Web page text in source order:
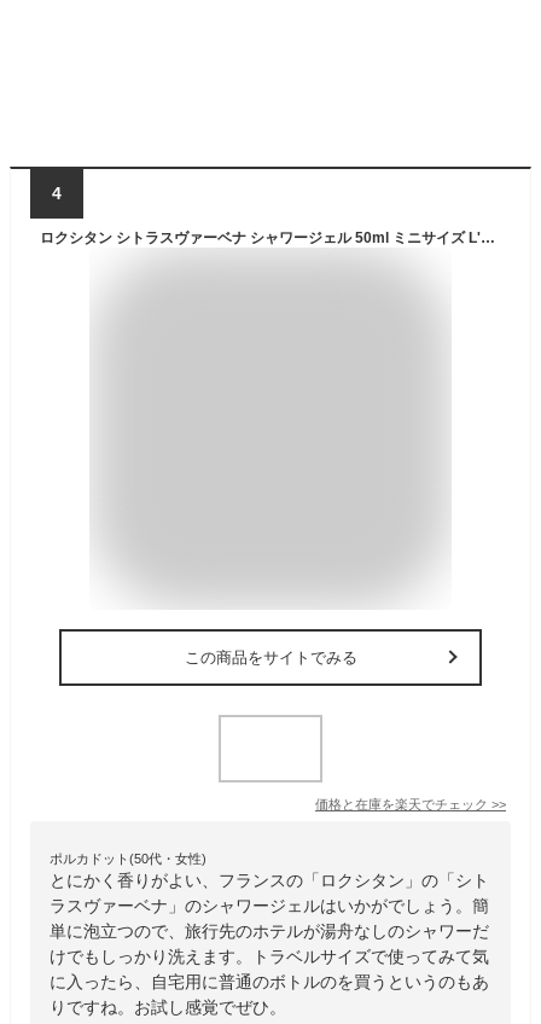
4
ロクシタン シトラスヴァーベナ シャワージェル 50ml ミニサイズ L'OCCITANE 石鹸・ボディソープ [3523]郵便送料無料[TG100] トラベルサイズ 携帯用
この商品をサイトでみる
価格と在庫を楽天でチェック >>
ポルカドット(50代・女性)
とにかく香りがよい、フランスの「ロクシタン」の「シト
ラスヴァーベナ」のシャワージェルはいかがでしょう。簡
単に泡立つので、旅行先のホテルが湯舟なしのシャワーだ
けでもしっかり洗えます。トラベルサイズで使ってみて気
に入ったら、自宅用に普通のボトルのを買うというのもあ
りですね。お試し感覚でぜひ。